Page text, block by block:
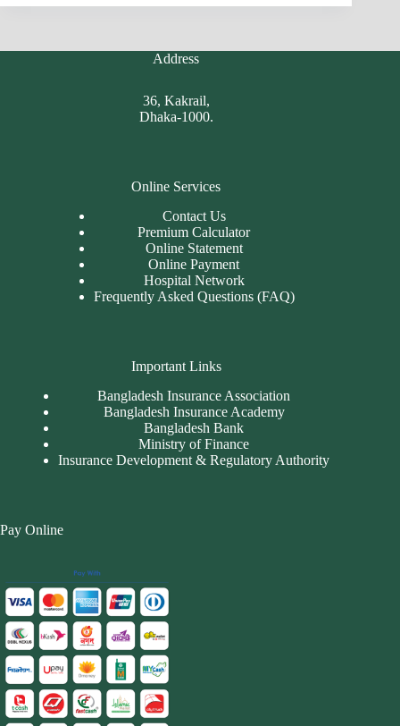
Address
36, Kakrail,
Dhaka-1000.
Online Services
Contact Us
Premium Calculator
Online Statement
Online Payment
Hospital Network
Frequently Asked Questions (FAQ)
Important Links
Bangladesh Insurance Association
Bangladesh Insurance Academy
Bangladesh Bank
Ministry of Finance
Insurance Development & Regulatory Authority
Pay Online